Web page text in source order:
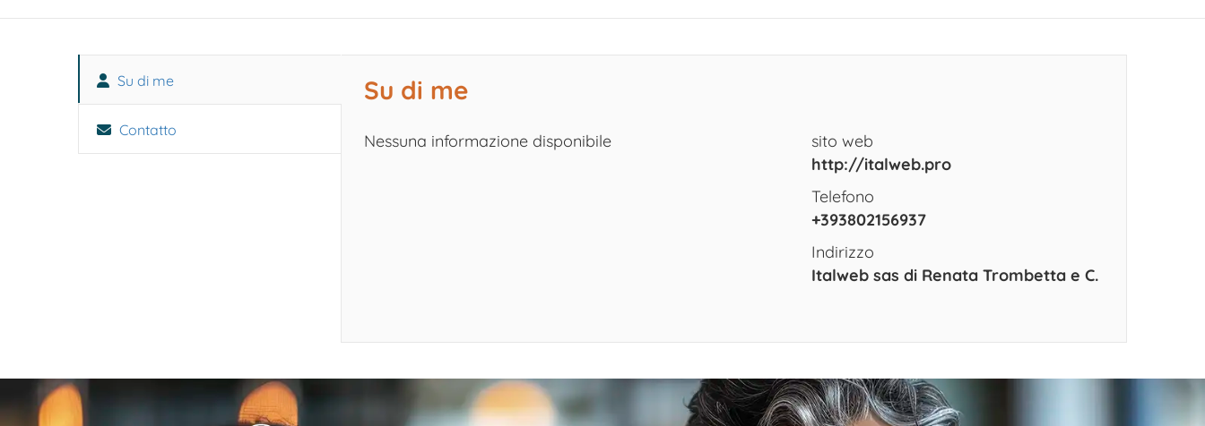
Su di me
Contatto
Su di me
Nessuna informazione disponibile
sito web
http://italweb.pro
Telefono
+393802156937
Indirizzo
Italweb sas di Renata Trombetta e C.